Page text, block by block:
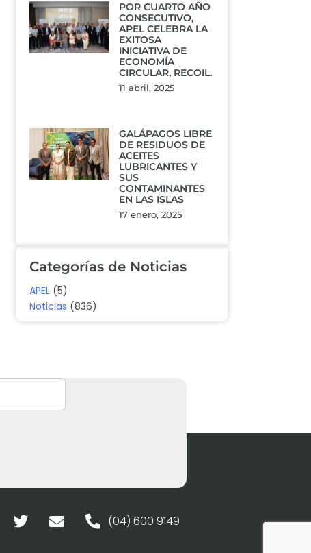
POR CUARTO AÑO
CONSECUTIVO,
APEL CELEBRA LA
EXITOSA
INICIATIVA DE
ECONOMÍA
CIRCULAR, RECOIL.
11 abril, 2025
GALÁPAGOS LIBRE
DE RESIDUOS DE
ACEITES
LUBRICANTES Y
SUS
CONTAMINANTES
EN LAS ISLAS
17 enero, 2025
Categorías de Noticias
APEL(5)
Noticias (836)
(04) 600 9149